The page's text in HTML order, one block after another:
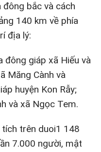
đông bắc và cách
140 km về phía
địa lý:
đông giáp xã Hiếu và
Măng Cành và
huyện Kon Rẫy;
và xã Ngọc Tem.
trên duoi1 148
7.000 người, mật